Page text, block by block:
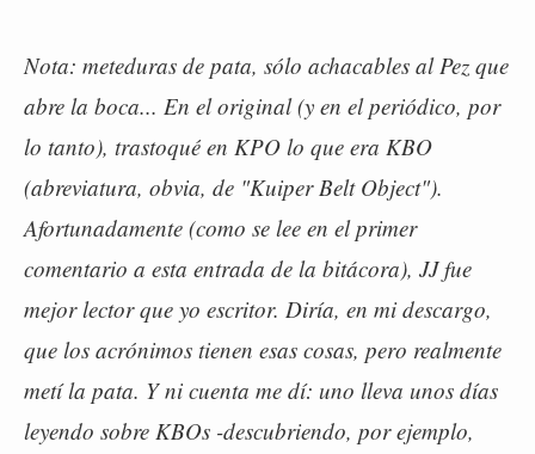
Nota: meteduras de pata, sólo achacables al Pez que
abre la boca... En el original (y en el periódico, por
lo tanto), trastoqué en KPO lo que era KBO
(abreviatura, obvia, de "Kuiper Belt Object").
Afortunadamente (como se lee en el primer
comentario a esta entrada de la bitácora), JJ fue
mejor lector que yo escritor. Diría, en mi descargo,
que los acrónimos tienen esas cosas, pero realmente
metí la pata. Y ni cuenta me dí: uno lleva unos días
leyendo sobre KBOs -descubriendo, por ejemplo,